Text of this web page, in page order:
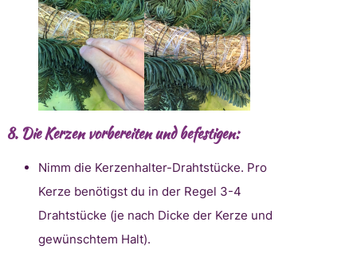
8. Die Kerzen vorbereiten und befestigen:
Nimm die Kerzenhalter-Drahtstücke. Pro
Kerze benötigst du in der Regel 3-4
Drahtstücke (je nach Dicke der Kerze und
gewünschtem Halt).